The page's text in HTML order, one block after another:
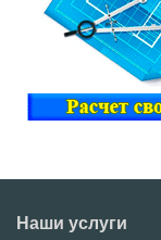
Наши услуги